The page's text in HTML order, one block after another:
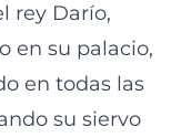
rey Darío,
en su palacio,
en todas las
su siervo